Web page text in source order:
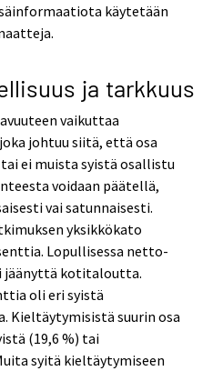
käytetään
ja tarkkuus
vaikuttaa
johtuu siitä, että osa
ei muista syistä osallistu
voidaan päätellä,
vai satunnaisesti.
yksikkökato
Lopullisessa netto-
jäänyttä kotitaloutta.
oli eri syistä
Kieltäytymisistä suurin osa
(19,6 %) tai
syitä kieltäytymiseen